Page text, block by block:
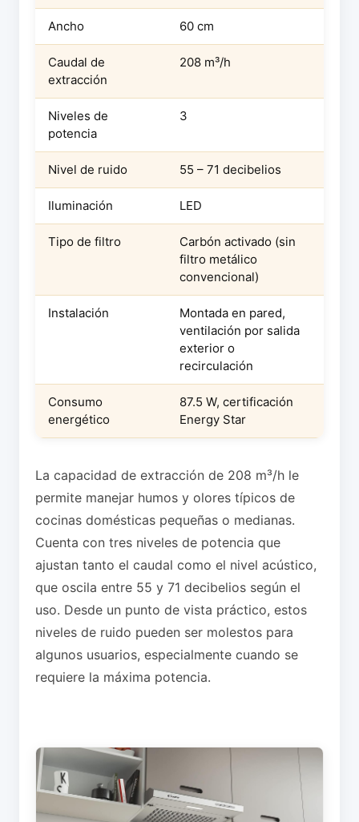
Ancho 60 cm
Caudal de
extracción
208 m³/h
Niveles de
potencia
3
Nivel de ruido 55 – 71 decibelios
Iluminación LED
Tipo de filtro
Carbón activado (sin
filtro metálico
convencional)
Instalación
Montada en pared,
ventilación por salida
exterior o
recirculación
Consumo
energético
87.5 W, certificación
Energy Star
La capacidad de extracción de 208 m³/h le
permite manejar humos y olores típicos de
cocinas domésticas pequeñas o medianas.
Cuenta con tres niveles de potencia que
ajustan tanto el caudal como el nivel acústico,
que oscila entre 55 y 71 decibelios según el
uso. Desde un punto de vista práctico, estos
niveles de ruido pueden ser molestos para
algunos usuarios, especialmente cuando se
requiere la máxima potencia.